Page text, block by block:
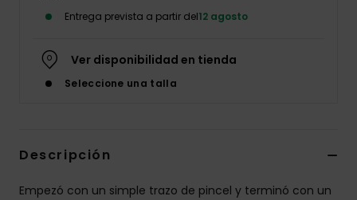
Entrega prevista a partir del12 agosto
Ver disponibilidad en tienda
Seleccione una talla
Descripción
Empezó con un simple trazo de pincel y terminó con un